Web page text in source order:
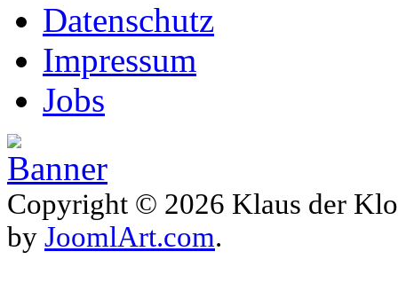
Datenschutz
Impressum
Jobs
Copyright © 2026 Klaus der
by JoomlArt.com.